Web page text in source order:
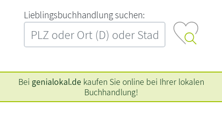
L‍i‍e‍b‍l‍i‍n‍g‍s‍b‍u‍c‍h‍h‍a‍n‍d‍l‍u‍n‍g‍ ‍s‍u‍c‍h‍e‍n‍:‍
Bei genialokal.de kaufen Sie online bei Ihrer lokalen
Buchhandlung!